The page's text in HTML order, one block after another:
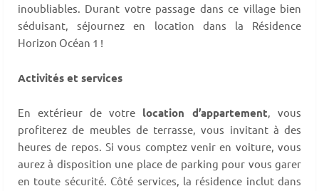
inoubliables. Durant votre passage dans ce village bien
séduisant, séjournez en location dans la Résidence
Horizon Océan 1 !
Activités et services
En extérieur de votre location d’appartement , vous
profiterez de meubles de terrasse, vous invitant à des
heures de repos. Si vous comptez venir en voiture, vous
aurez à disposition une place de parking pour vous garer
en toute sécurité. Côté services, la résidence inclut dans